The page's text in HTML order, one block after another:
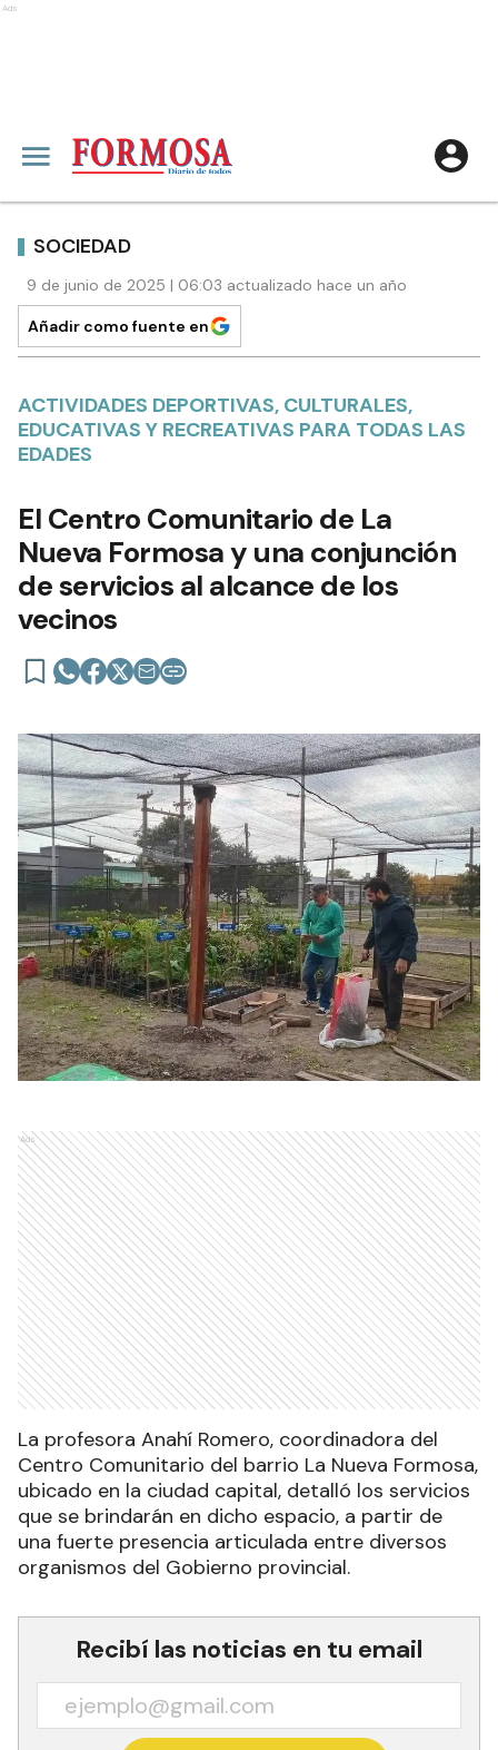
Ads
SOCIEDAD
9 de junio de 2025 | 06:03 actualizado hace un año
Añadir como fuente en
ACTIVIDADES DEPORTIVAS, CULTURALES,
EDUCATIVAS Y RECREATIVAS PARA TODAS LAS
EDADES
El Centro Comunitario de La
Nueva Formosa y una conjunción
de servicios al alcance de los
vecinos
Ads
La profesora Anahí Romero, coordinadora del
Centro Comunitario del barrio La Nueva Formosa,
ubicado en la ciudad capital, detalló los servicios
que se brindarán en dicho espacio, a partir de
una fuerte presencia articulada entre diversos
organismos del Gobierno provincial.
Recibí las noticias en tu email